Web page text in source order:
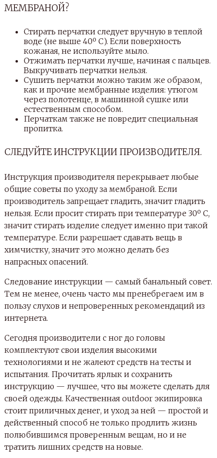
МЕМБРАНОЙ?
Стирать перчатки следует вручную в теплой
воде (не выше 40º C). Если поверхность
кожаная, не используйте мыло.
Отжимать перчатки лучше, начиная с пальцев.
Выкручивать перчатки нельзя.
Сушить перчатки можно таким же образом,
как и прочие мембранные изделия: утюгом
через полотенце, в машинной сушке или
естественным способом.
Перчаткам также не повредит специальная
пропитка.
СЛЕДУЙТЕ ИНСТРУКЦИИ ПРОИЗВОДИТЕЛЯ.
Инструкция производителя перекрывает любые
общие советы по уходу за мембраной. Если
производитель запрещает гладить, значит гладить
нельзя. Если просит стирать при температуре 30º C,
значит стирать изделие следует именно при такой
температуре. Если разрешает сдавать вещь в
химчистку, значит это можно делать без
напрасных опасений.
Следование инструкции — самый банальный совет.
Тем не менее, очень часто мы пренебрегаем им в
пользу слухов и непроверенных рекомендаций из
интернета.
Сегодня производители с ног до головы
комплектуют свои изделия высокими
технологиями и не жалеют средств на тесты и
испытания. Прочитать ярлык и сохранить
инструкцию — лучшее, что вы можете сделать для
своей одежды. Качественная outdoor экипировка
стоит приличных денег, и уход за ней — простой и
действенный способ не только продлить жизнь
полюбившимся проверенным вещам, но и не
тратить лишних средств на новые.